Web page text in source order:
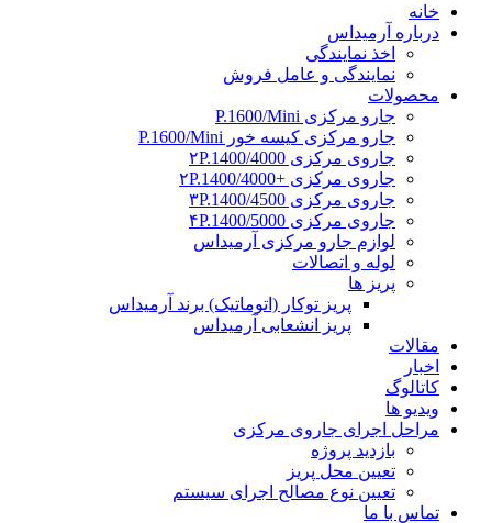
خانه
درباره آرمیداس
اخذ نمایندگی
نمایندگی و عامل فروش
محصولات
جارو مرکزی P.1600/Mini
جارو مرکزی کیسه خور P.1600/Mini
جاروی مرکزی ۲P.1400/4000
جاروی مرکزی +۲P.1400/4000
جاروی مرکزی ۳P.1400/4500
جاروی مرکزی ۴P.1400/5000
لوازم جارو مرکزی آرمیداس
لوله و اتصالات
پریز ها
پریز توکار (اتوماتیک) برند آرمیداس
پریز انشعابی آرمیداس
مقالات
اخبار
کاتالوگ
ویدیو ها
مراحل اجرای جاروی مرکزی
بازدید پروژه
تعیین محل پریز
تعیین نوع مصالح اجرای سیستم
تماس با ما